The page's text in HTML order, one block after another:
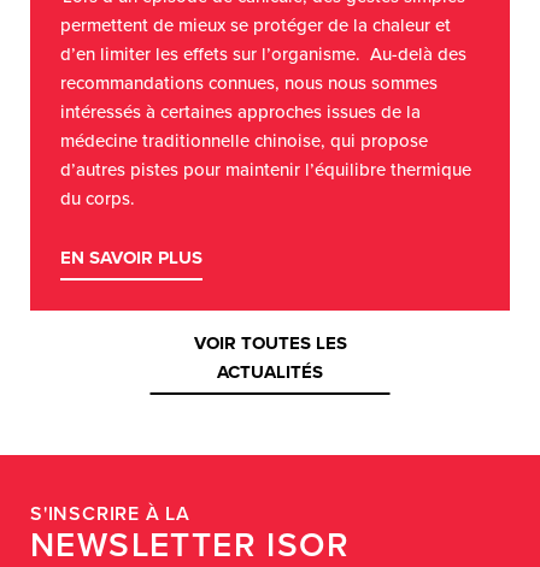
VOIR TOUTES LES
ACTUALITÉS
permettent de mieux se protéger de la chaleur et
d’en limiter les effets sur l’organisme. Au-delà des
recommandations connues, nous nous sommes
intéressés à certaines approches issues de la
médecine traditionnelle chinoise, qui propose
d’autres pistes pour maintenir l’équilibre thermique
du corps.
EN SAVOIR PLUS
S'INSCRIRE À LA
NEWSLETTER ISOR